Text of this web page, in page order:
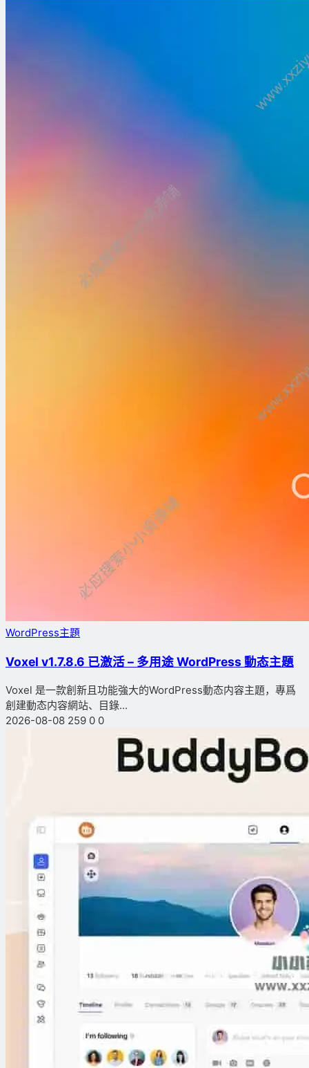
WordPress主題
Voxel v1.7.8.6 已激活 – 多用途 WordPress 動态主題
Voxel 是一款創新且功能強大的WordPress動态内容主題，專爲
創建動态内容網站、目錄...
2026-08-08 259 0 0